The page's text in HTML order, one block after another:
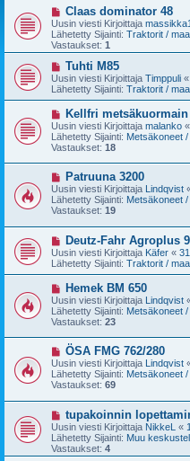
U
u
s
i
v
s
t
Claas dominator 48
Uusin viesti Kirjoittaja
Lähetetty Sijainti: Traktorit /
Vastaukset: 1
U
u
s
i
v
e
s
t
i
Tuhti M85
Uusin viesti Kirjoittaja Timppuli «
Lähetetty Sijainti: Traktorit /
U
u
s
i
v
i
s
t
i
Kellfri metsäkuormain
Uusin viesti Kirjoittaja malanko «
Lähetetty Sijainti: Metsäkoneet
Vastaukset: 18
U
u
s
i
v
i
e
s
t
Patruuna 3200
Uusin viesti Kirjoittaja Lindqvist
Lähetetty Sijainti: Metsäkoneet
Vastaukset: 19
U
u
s
i
v
e
s
t
i
Deutz-Fahr Agroplus
Uusin viesti Kirjoittaja Käfer «
Lähetetty Sijainti: Traktorit /
U
u
s
i
v
i
e
s
t
i
Hemek BM 650
Uusin viesti Kirjoittaja Lindqvist
Lähetetty Sijainti: Metsäkoneet
Vastaukset: 23
U
u
s
i
i
e
s
t
i
ÖSA FMG 762/280
Uusin viesti Kirjoittaja Lindqvist
Lähetetty Sijainti: Metsäkoneet
Vastaukset: 69
U
u
s
i
v
tupakoinnin
Uusin viesti Kirjoittaja NikkeL «
Lähetetty Sijainti: Muu
Vastaukset: 4